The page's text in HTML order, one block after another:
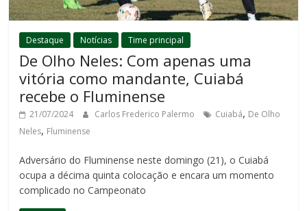
Destaque Notícias Time principal
De Olho Neles: Com apenas uma
vitória como mandante, Cuiabá
recebe o Fluminense
21/07/2024 Carlos Frederico Palermo Cuiabá, De Olho
Neles, Fluminense
Adversário do Fluminense neste domingo (21), o Cuiabá
ocupa a décima quinta colocação e encara um momento
complicado no Campeonato